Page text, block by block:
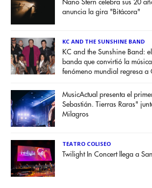
Nano Stern celebra sus 20
anuncia la gira "Bitácora"
KC AND THE SUNSHINE BAND
KC and the Sunshine Band:
banda que convirtió la
fenómeno mundial regresa a
MusicActual presenta el
Sebastián. Tierras Raras"
Milagros
TEATRO COLISEO
Twilight In Concert llega a